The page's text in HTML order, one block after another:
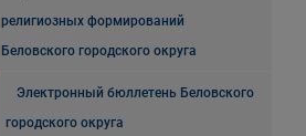
религиозных формирований
Беловского городского округа
Электронный бюллетень Беловского
городского округа